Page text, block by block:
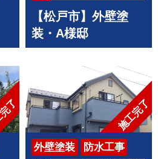
【松戸市】外壁塗
装・A様邸
了 施工完了
外壁塗装 防水工事